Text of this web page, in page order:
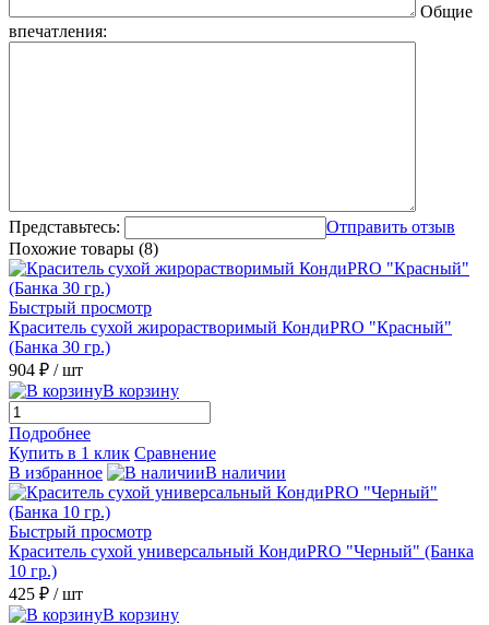
Общие
впечатления:
Представьтесь:
Отправить отзыв
Похожие товары (8)
Быстрый просмотр
Краситель сухой жирорастворимый КондиPRO "Красный"
(Банка 30 гр.)
904 ₽ / шт
В корзину
Подробнее
Купить в 1 клик Сравнение
В избранное
В наличии
Быстрый просмотр
Краситель сухой универсальный КондиPRO "Черный" (Банка
10 гр.)
425 ₽ / шт
В корзину